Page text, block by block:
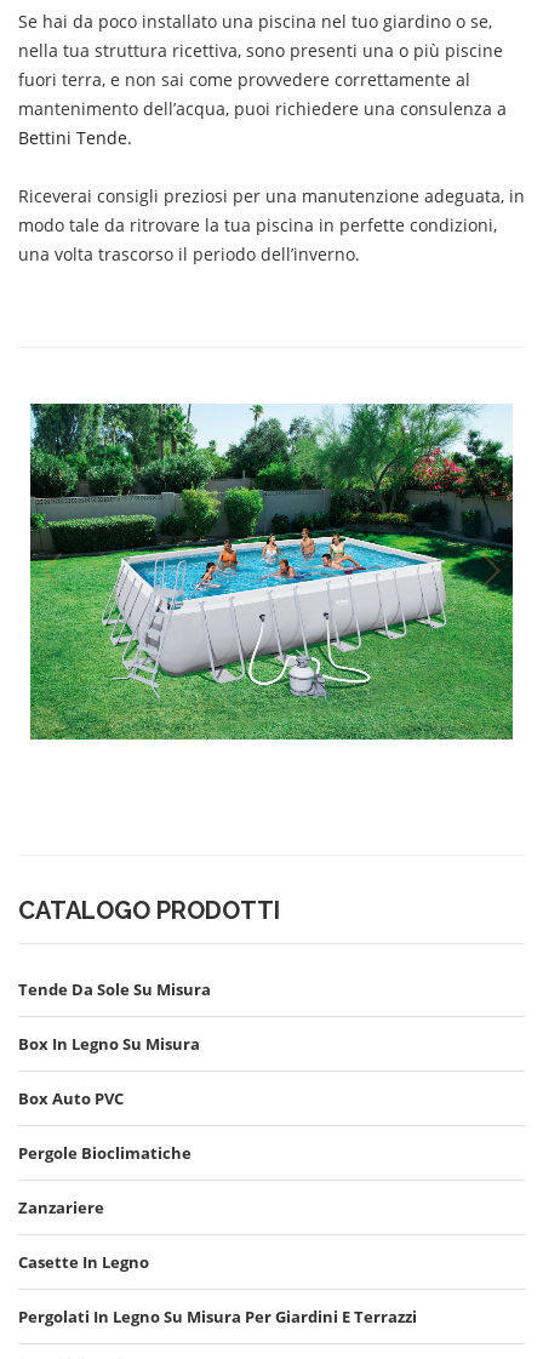
Se hai da poco installato una piscina nel tuo giardino o se,
nella tua struttura ricettiva, sono presenti una o più piscine
fuori terra, e non sai come provvedere correttamente al
mantenimento dell’acqua, puoi richiedere una consulenza a
Bettini Tende.
Riceverai consigli preziosi per una manutenzione adeguata, in
modo tale da ritrovare la tua piscina in perfette condizioni,
una volta trascorso il periodo dell’inverno.
CATALOGO PRODOTTI
Tende Da Sole Su Misura
Box In Legno Su Misura
Box Auto PVC
Pergole Bioclimatiche
Zanzariere
Casette In Legno
Pergolati In Legno Su Misura Per Giardini E Terrazzi